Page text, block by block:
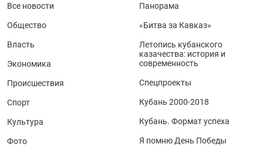
Все новости
Общество
Власть
Экономика
Происшествия
Спорт
Культура
Фото
Панорама
«Битва за Кавказ»
Летопись кубанского
казачества: история и
современность
Спецпроекты
Кубань 2000-2018
Кубань. Формат успеха
Я помню День Победы